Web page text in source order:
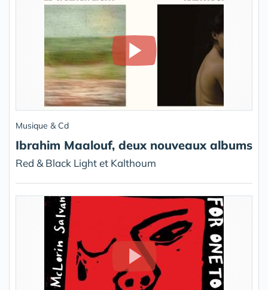
Musique & Cd
Ibrahim Maalouf, deux nouveaux albums
Red & Black Light et Kalthoum